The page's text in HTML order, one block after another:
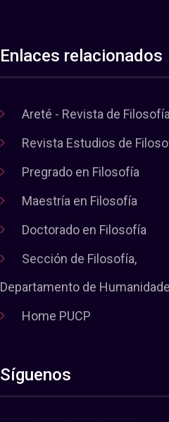
Enlaces relacionados
Areté - Revista de Filosofía
Revista Estudios de
Pregrado en Filosofía
Maestría en Filosofía
Doctorado en Filosofía
Sección de Filosofía,
Departamento de
Home PUCP
Síguenos